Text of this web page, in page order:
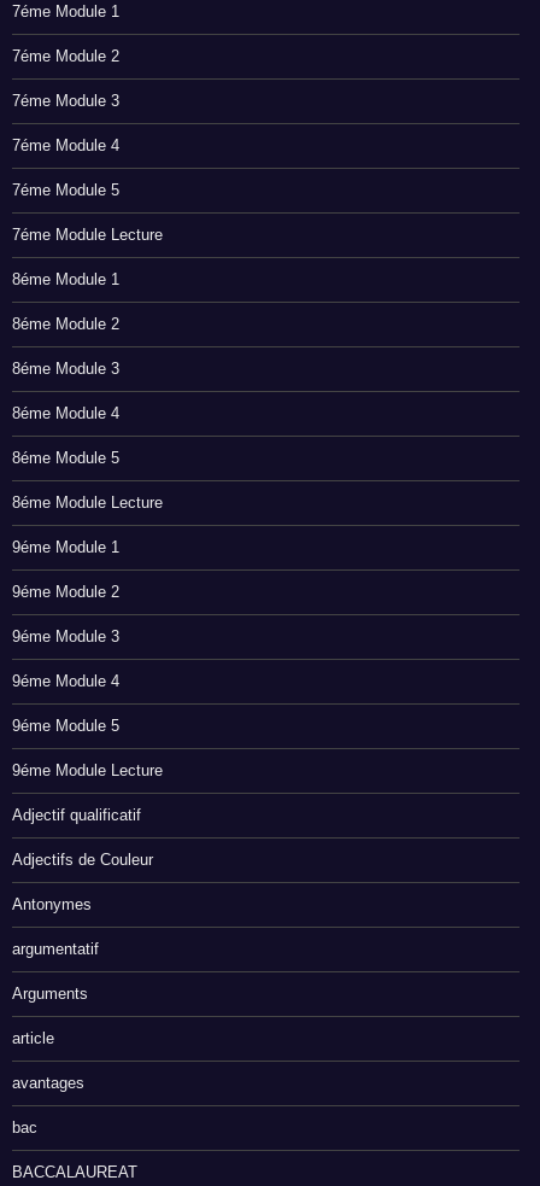
7éme Module 1
7éme Module 2
7éme Module 3
7éme Module 4
7éme Module 5
7éme Module Lecture
8éme Module 1
8éme Module 2
8éme Module 3
8éme Module 4
8éme Module 5
8éme Module Lecture
9éme Module 1
9éme Module 2
9éme Module 3
9éme Module 4
9éme Module 5
9éme Module Lecture
Adjectif qualificatif
Adjectifs de Couleur
Antonymes
argumentatif
Arguments
article
avantages
bac
BACCALAUREAT